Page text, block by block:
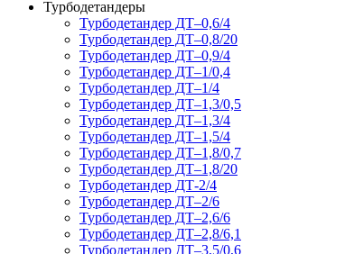
Турбодетандеры
Турбодетандер ДТ–0,6/4
Турбодетандер ДТ–0,8/20
Турбодетандер ДТ–0,9/4
Турбодетандер ДТ–1/0,4
Турбодетандер ДТ–1/4
Турбодетандер ДТ–1,3/0,5
Турбодетандер ДТ–1,3/4
Турбодетандер ДТ–1,5/4
Турбодетандер ДТ–1,8/0,7
Турбодетандер ДТ–1,8/20
Турбодетандер ДТ-2/4
Турбодетандер ДТ–2/6
Турбодетандер ДТ–2,6/6
Турбодетандер ДТ–2,8/6,1
Турбодетандер ДТ–3,5/0,6